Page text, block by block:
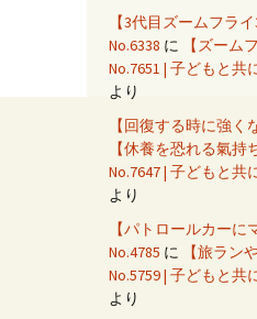
【3代目ズームフラ
No.6338 に
【ズーム
No.7651 | 子どもと
より
【回復する時に強く
【休養を恐れる氣持
No.7647 | 子どもと
より
【パトロールカー
No.4785 に
【旅ラン
No.5759 | 子どもと
より